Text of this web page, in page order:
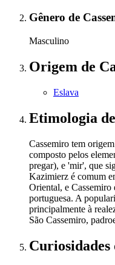
Gênero de
Masculino
Origem de
Eslava
Etimologia
Cassemiro tem
composto pelos
pregar), e 'mir', que
Kazimierz é comum
Oriental, e Cassemiro
portuguesa. A
principalmente à
São Cassemiro,
Curiosidades